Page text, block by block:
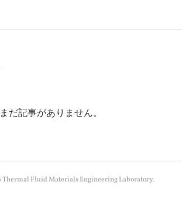
まだ記事がありません。
Thermal Fluid Materials Engineering Laboratory.